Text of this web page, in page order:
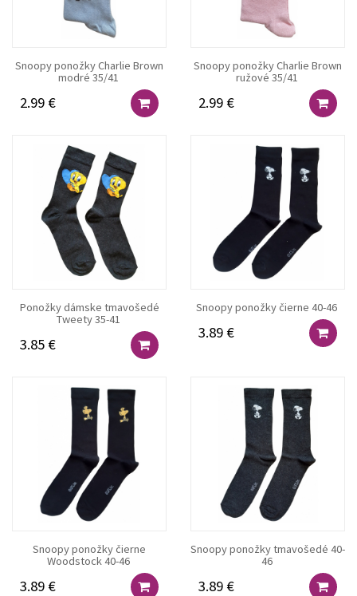
Snoopy ponožky Charlie Brown
modré 35/41
2.99 €
Snoopy ponožky Charlie Brown
ružové 35/41
2.99 €
Ponožky dámske tmavošedé
Tweety 35-41
3.85 €
Snoopy ponožky čierne 40-46
3.89 €
Snoopy ponožky čierne
Woodstock 40-46
3.89 €
Snoopy ponožky tmavošedé 40-
46
3.89 €